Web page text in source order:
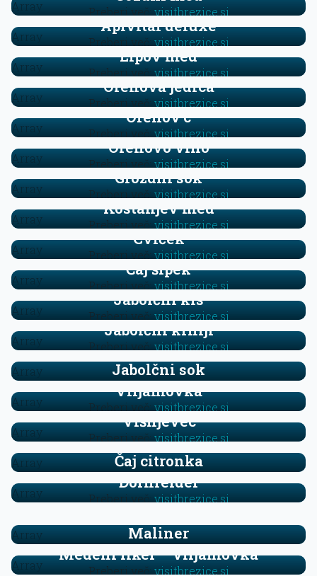
Preberi več:visitbrezice.si
Array
Apivital deluxe
Preberi več:visitbrezice.si
Array
Lipov med
Preberi več:visitbrezice.si
Array
Orehova jedrca
Preberi več:visitbrezice.si
Array
Orehov’c
Preberi več:visitbrezice.si
Array
Orehovo vino
Preberi več:visitbrezice.si
Array
Grozdni sok
Preberi več:visitbrezice.si
Array
Kostanjev med
Preberi več:visitbrezice.si
Array
Cviček
Preberi več:visitbrezice.si
Array
Čaj šipek
Preberi več:visitbrezice.si
Array
Jabolčni kis
Preberi več:visitbrezice.si
Array
Jabolčni krhlji
Preberi več:visitbrezice.si
Array
Jabolčni sok
Array
Viljamovka
Preberi več:visitbrezice.si
Array
Višnjevec
Preberi več:visitbrezice.si
Array
Čaj citronka
Array
Dornfelder
Preberi več:visitbrezice.si
Array
Laggerish
Maliner
Array
Medeni liker – viljamovka
Preberi več:visitbrezice.si
Array